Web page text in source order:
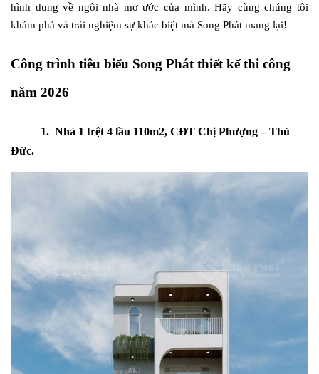
hình dung về ngôi nhà mơ ước của mình. Hãy cùng chúng tôi
khám phá và trải nghiệm sự khác biệt mà Song Phát mang lại!
Công trình tiêu biểu Song Phát thiết kế thi công
năm 2026
1. Nhà 1 trệt 4 lầu 110m2, CĐT Chị Phượng – Thủ
Đức.